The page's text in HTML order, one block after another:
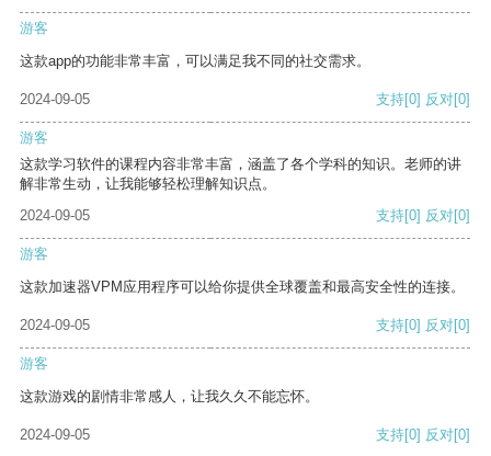
游客
这款app的功能非常丰富，可以满足我不同的社交需求。
2024-09-05 支持[0] 反对[0]
游客
这款学习软件的课程内容非常丰富，涵盖了各个学科的知识。老师的讲
解非常生动，让我能够轻松理解知识点。
2024-09-05
支持[0] 反对[0]
游客
这款加速器VPM应用程序可以给你提供全球覆盖和最高安全性的连接。
2024-09-05 支持[0] 反对[0]
游客
这款游戏的剧情非常感人，让我久久不能忘怀。
2024-09-05 支持[0] 反对[0]